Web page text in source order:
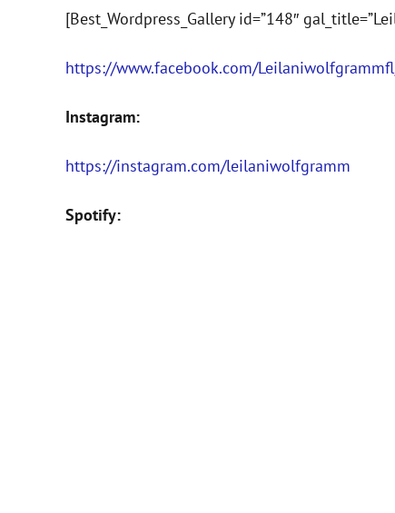
[Best_Wordpress_Gallery id=”148″
https://www.facebook.com/
Instagram:
https://instagram.com/leilaniwolfgramm
Spotify: